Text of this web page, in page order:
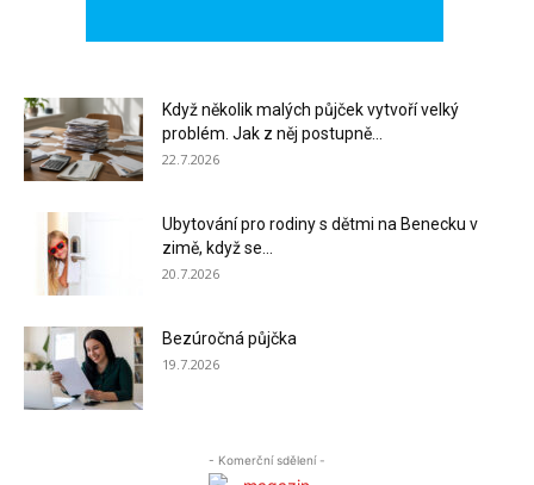
Když několik malých půjček vytvoří velký
problém. Jak z něj postupně...
22.7.2026
Ubytování pro rodiny s dětmi na Benecku v
zimě, když se...
20.7.2026
Bezúročná půjčka
19.7.2026
- Komerční sdělení -